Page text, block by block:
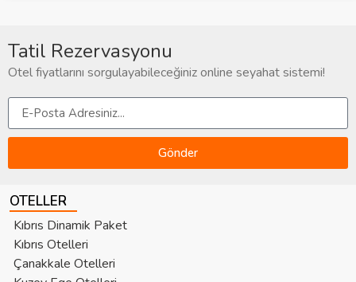
Tatil Rezervasyonu
Otel fiyatlarını sorgulayabileceğiniz online seyahat sistemi!
Gönder
OTELLER
Kıbrıs Dinamik Paket
Kıbrıs Otelleri
Çanakkale Otelleri